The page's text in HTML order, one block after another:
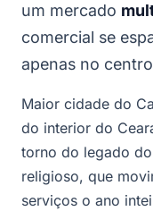
um mercado
comercial se
apenas no
Maior cidade do
do interior do
torno do legado
religioso, que
serviços o ano